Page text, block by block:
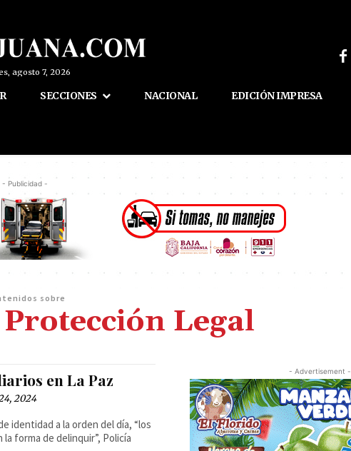
agosto 7, 2026
SECCIONES NACIONAL EDICIÓN IMPRESA
- Publicidad -
sobre
Legal
en La Paz
2024
identidad a la orden del día, “los
forma de delinquir”, Policía
- Advertisement -